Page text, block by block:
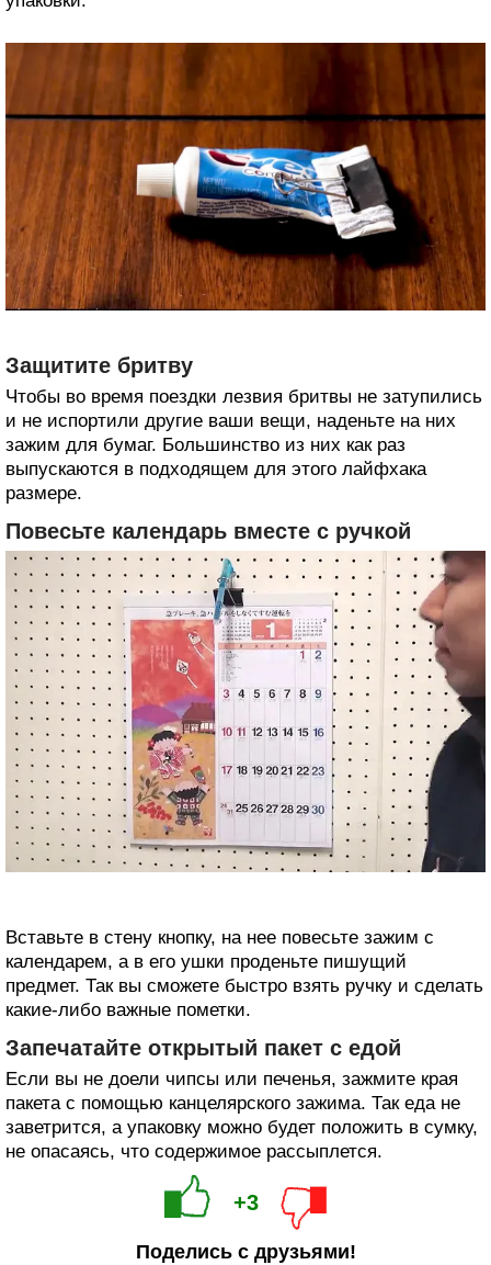
Защитите бритву
Чтобы во время поездки лезвия бритвы не затупились
и не испортили другие ваши вещи, наденьте на них
зажим для бумаг. Большинство из них как раз
выпускаются в подходящем для этого лайфхака
размере.
Повесьте календарь вместе с ручкой
Вставьте в стену кнопку, на нее повесьте зажим с
календарем, а в его ушки проденьте пишущий
предмет. Так вы сможете быстро взять ручку и сделать
какие-либо важные пометки.
Запечатайте открытый пакет с едой
Если вы не доели чипсы или печенья, зажмите края
пакета с помощью канцелярского зажима. Так еда не
заветрится, а упаковку можно будет положить в сумку,
не опасаясь, что содержимое рассыплется.
+3
Поделись с друзьями!